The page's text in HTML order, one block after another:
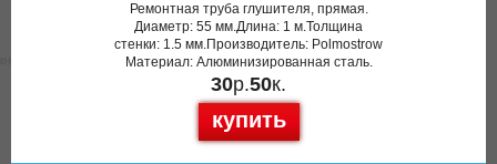
Ремонтная труба глушителя, прямая.
Диаметр: 55 мм.Длина: 1 м.Толщина
стенки: 1.5 мм.Производитель: Polmostrow
Материал: Алюминизированная сталь.
30р.50к.
купить